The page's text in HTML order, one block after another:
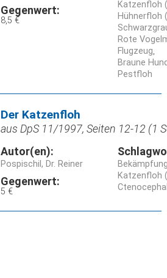
Gegenwert:
8,5 €
Katzenfloh
Hühnerfloh
Rote
Flugzeug
Braune
Pestfloh
Der Katzenfloh
aus DpS 11/1997, Seiten 12-12 (1
Autor(en):
Pospischil, Dr. Reiner
Gegenwert:
5 €
Katzenfloh